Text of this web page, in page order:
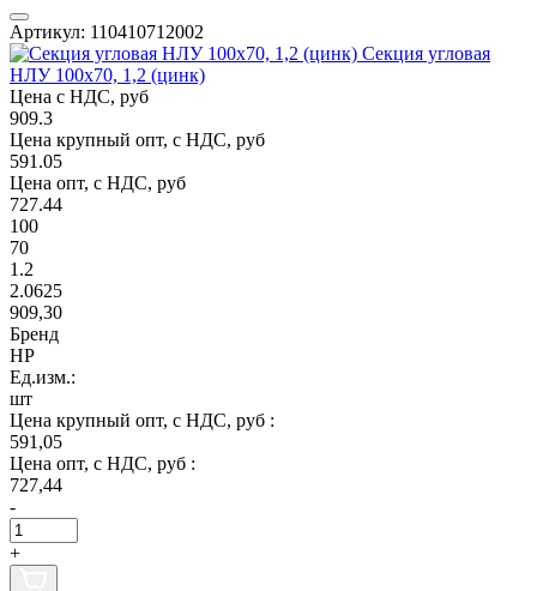
Артикул: 110410712002
Секция угловая
НЛУ 100х70, 1,2 (цинк)
Цена с НДС, руб
909.3
Цена крупный опт, с НДС, руб
591.05
Цена опт, с НДС, руб
727.44
100
70
1.2
2.0625
909,30
Бренд
НР
Ед.изм.:
шт
Цена крупный опт, с НДС, руб :
591,05
Цена опт, с НДС, руб :
727,44
-
+